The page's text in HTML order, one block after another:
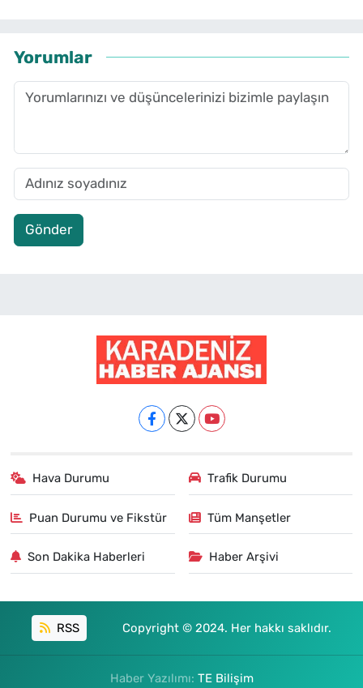
Yorumlar
Gönder
Hava Durumu Trafik Durumu
Puan Durumu ve Fikstür Tüm Manşetler
Son Dakika Haberleri Haber Arşivi
RSS Copyright © 2024. Her hakkı saklıdır.
Haber Yazılımı: TE Bilişim